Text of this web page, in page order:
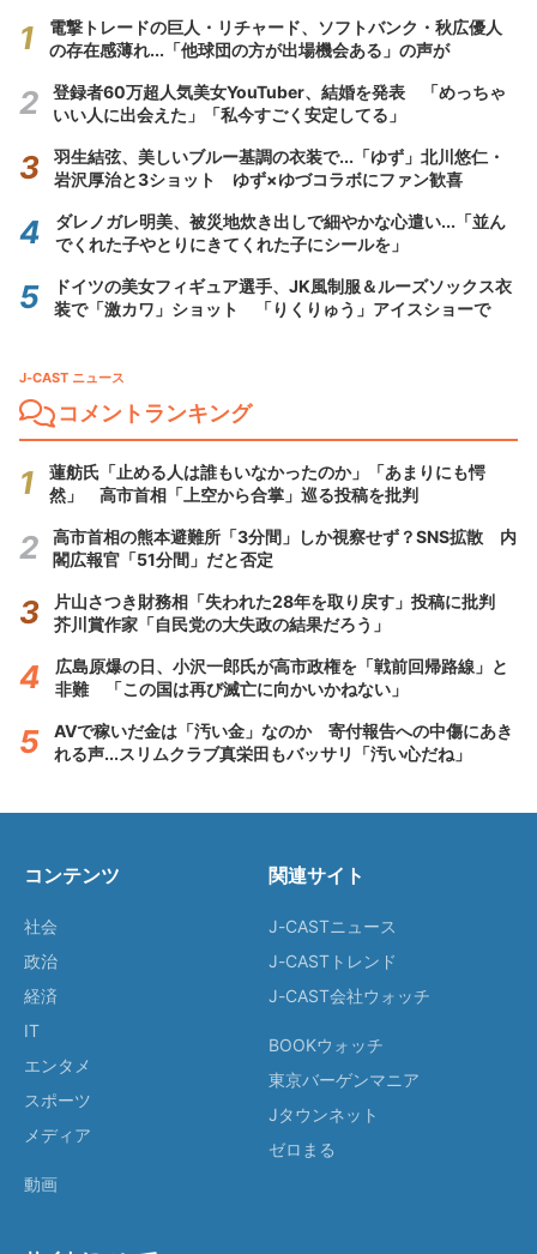
電撃トレードの巨人・リチャード、ソフトバンク・秋広優人
の存在感薄れ...「他球団の方が出場機会ある」の声が
登録者60万超人気美女YouTuber、結婚を発表 「めっちゃ
いい人に出会えた」「私今すごく安定してる」
羽生結弦、美しいブルー基調の衣装で...「ゆず」北川悠仁・
岩沢厚治と3ショット ゆず×ゆづコラボにファン歓喜
ダレノガレ明美、被災地炊き出しで細やかな心遣い...「並ん
でくれた子やとりにきてくれた子にシールを」
ドイツの美女フィギュア選手、JK風制服＆ルーズソックス衣
装で「激カワ」ショット 「りくりゅう」アイスショーで
J-CAST ニュース
コメントランキング
蓮舫氏「止める人は誰もいなかったのか」「あまりにも愕
然」 高市首相「上空から合掌」巡る投稿を批判
高市首相の熊本避難所「3分間」しか視察せず？SNS拡散 内
閣広報官「51分間」だと否定
片山さつき財務相「失われた28年を取り戻す」投稿に批判
芥川賞作家「自民党の大失政の結果だろう」
広島原爆の日、小沢一郎氏が高市政権を「戦前回帰路線」と
非難 「この国は再び滅亡に向かいかねない」
AVで稼いだ金は「汚い金」なのか 寄付報告への中傷にあき
れる声...スリムクラブ真栄田もバッサリ「汚い心だね」
コンテンツ
社会
政治
経済
IT
エンタメ
スポーツ
メディア
動画
関連サイト
J-CASTニュース
J-CASTトレンド
J-CAST会社ウォッチ
BOOKウォッチ
東京バーゲンマニア
Jタウンネット
ゼロまる